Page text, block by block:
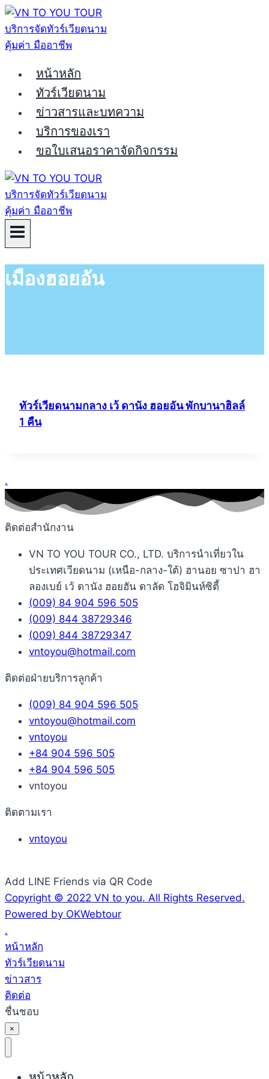
Skip
to
content
หน้าหลัก
ทัวร์เวียดนาม
ข่าวสารและบทความ
บริการของเรา
ขอใบเสนอราคาจัดกิจกรรม
เมืองฮอยอัน
ทัวร์เวียดนามกลาง เว้ ดานัง ฮอยอัน พักบานาฮิลล์
1 คืน
.
ติดต่อสำนักงาน
VN TO YOU TOUR CO., LTD. บริการนำเที่ยวใน
ประเทศเวียดนาม (เหนือ-กลาง-ใต้) ฮานอย ซาปา ฮา
ลองเบย์ เว้ ดานัง ฮอยฮัน ดาลัด โฮจิมินห์ซิตี้
(009) 84 904 596 505
(009) 844 38729346
(009) 844 38729347
vntoyou@hotmail.com
ติดต่อฝ่ายบริการลูกค้า
(009) 84 904 596 505
vntoyou@hotmail.com
vntoyou
+84 904 596 505
+84 904 596 505
vntoyou
ติดตามเรา
vntoyou
Add LINE Friends via QR Code
Copyright © 2022 VN to you. All Rights Reserved.
Powered by OKWebtour
.
หน้าหลัก
ทัวร์เวียดนาม
ข่าวสาร
ติดต่อ
ชื่นชอบ
×